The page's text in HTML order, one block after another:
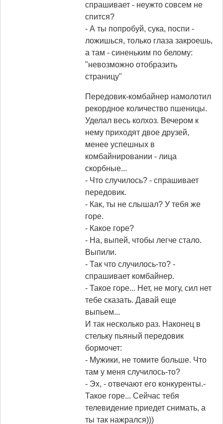
спрашивает - неужто совсем не
спится?
- А ты попробуй, сука, поспи -
ложишься, только глаза закроешь,
а там - синеньким по белому:
"невозможно отобразить
страницу"
Передовик-комбайнер намолотил
рекордное количество пшеницы.
Уделал весь колхоз. Вечером к
нему приходят двое друзей,
менее успешных в
комбайнировании - лица
скорбные...
- Что случилось? - спрашивает
передовик.
- Как, ты не слышал? У тебя же
горе.
- Какое горе?
- На, выпей, чтобы легче стало.
Выпили.
- Так что случилось-то? -
спрашивает комбайнер.
- Такое горе... Нет, не могу, сил нет
тебе сказать. Давай еще
выпьем...
И так несколько раз. Наконец в
стельку пьяный передовик
бормочет:
- Мужики, не томите больше. Что
там у меня случилось-то?
- Эх, - отвечают его конкуренты.-
Такое горе... Сейчас тебя
телевидение приедет снимать, а
ты так нажрался)))